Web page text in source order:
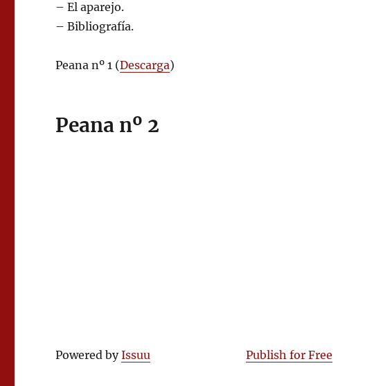
– El aparejo.
– Bibliografía.
Peana nº 1 (Descarga)
Peana nº 2
Powered byIssuu Publish for Free